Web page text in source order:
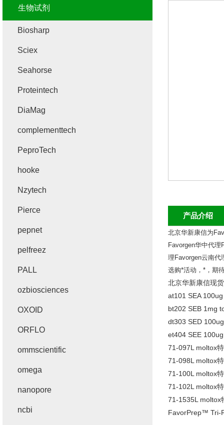
产品介绍
北京华新康信为
Favorgen华中代理
理 Favorgen云南代
选购*活动，*，期
北京华新康信现
at101 SEA
bt202 SEB 1mg
dt303 SED
et404 SEE
71-097L moltox
71-098L moltox
71-100L moltox
71-102L moltox
71-1535L moltox
FavorPrep™ Tri-
生物试剂
Biosharp
Sciex
Seahorse
Proteintech
DiaMag
complementtech
PeproTech
hooke
Nzytech
Pierce
pepnet
pelfreez
PALL
ozbiosciences
OXOID
ORFLO
ommscientific
omega
nanopore
ncbi